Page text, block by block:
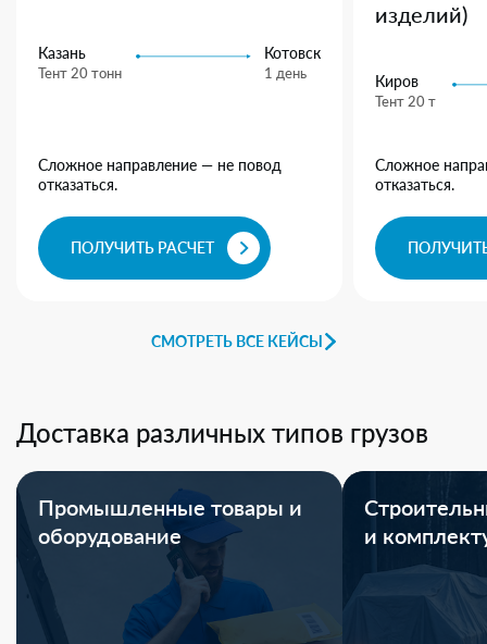
СМОТРЕТЬ ВСЕ КЕЙСЫ
Казань
Тент 20 тонн
Котовск
1 день
Сложное направление — не повод
отказаться.
ПОЛУЧИТЬ РАСЧЕТ
изделий)
Киров
Тент 20 т
Сложное
отказаться.
Доставка различных типов грузов
Промышленные товары и
оборудование
и